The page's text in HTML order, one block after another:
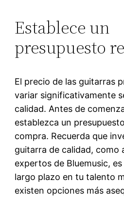
Establece un
presupuesto
El precio de las guitarras
variar significativamente
calidad. Antes de
establezca un
compra. Recuerda que
guitarra de calidad, como
expertos de Bluemusic,
largo plazo en tu talento
existen opciones más